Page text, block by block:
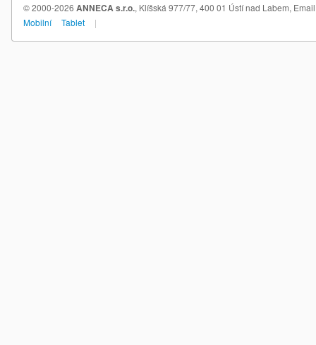
© 2000-2026 ANNECA s.r.o., Klíšská 977/77, 400 01 Ústí nad Labem,
Mobilní
Tablet |